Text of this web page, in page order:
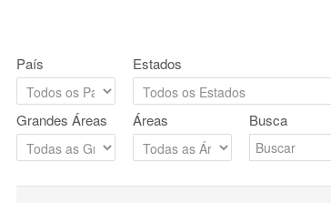
País Estados
Grandes Áreas Áreas Busca